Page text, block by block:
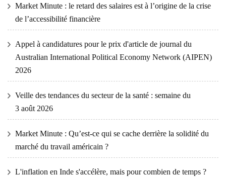
Market Minute : le retard des salaires est à l’origine de la crise
de l’accessibilité financière
Appel à candidatures pour le prix d'article de journal du
Australian International Political Economy Network (AIPEN)
2026
Veille des tendances du secteur de la santé : semaine du
3 août 2026
Market Minute : Qu’est-ce qui se cache derrière la solidité du
marché du travail américain ?
L'inflation en Inde s'accélère, mais pour combien de temps ?